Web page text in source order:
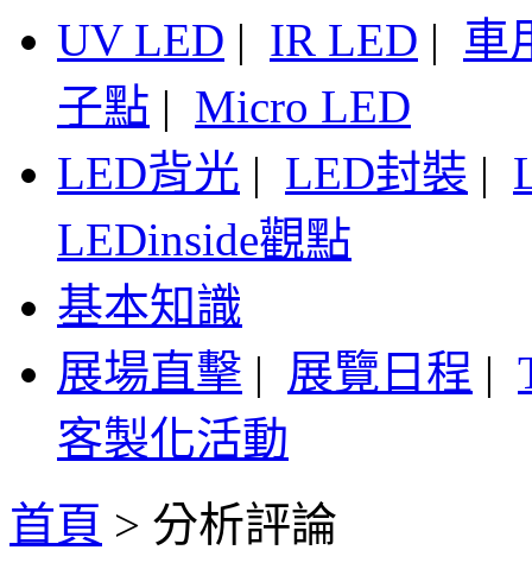
UV LED | IR LED | 車
子點 | Micro LED
LED背光 | LED封裝 |
LEDinside觀點
基本知識
展場直擊 | 展覽日程 |
客製化活動
首頁 > 分析評論